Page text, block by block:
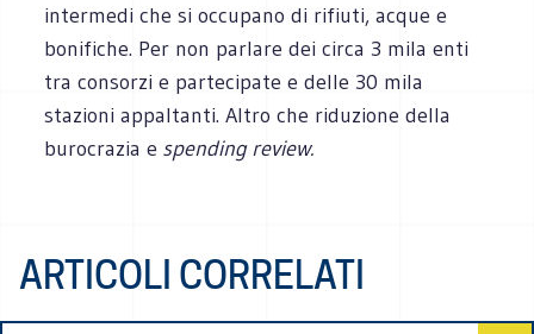
intermedi che si occupano di rifiuti, acque e
bonifiche. Per non parlare dei circa 3 mila enti
tra consorzi e partecipate e delle 30 mila
stazioni appaltanti. Altro che riduzione della
burocrazia e spending review.
ARTICOLI CORRELATI